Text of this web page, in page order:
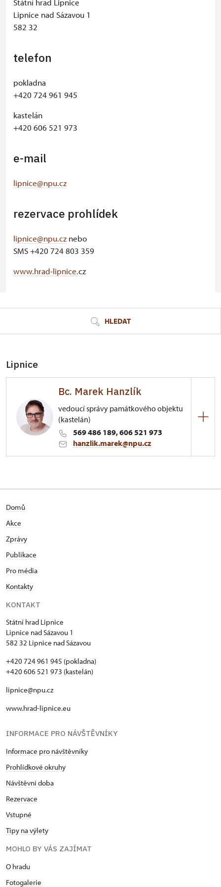
Státní hrad Lipnice
Lipnice nad Sázavou 1
582 32
telefon
pokladna
+420 724 961 945
kastelán
+420 606 521 973
e-mail
lipnice@npu.cz
rezervace prohlídek
lipnice@npu.cz nebo
SMS +420 724 803 359
www.hrad-lipnice.cz
HLEDAT
Lipnice
Bc. Marek Hanzlík
vedoucí správy památkového objektu
(kastelán)
569 486 189, 606 521 973
hanzlik.marek@npu.cz
Domů
Akce
Zprávy
Publikace
Pro média
Kontakty
KONTAKT
Státní hrad Lipnice
Lipnice nad Sázavou 1
582 32 Lipnice nad Sázavou
+420 724 961 945 (pokladna)
+420 606 521 973 (kastelán)
lipnice@npu.cz
www.hrad-lipnice.eu
INFORMACE PRO NÁVŠTĚVNÍKY
Informace pro návštěvníky
Prohlídkové okruhy
Návštěvní doba
Rezervace
Vstupné
Tipy na výlety
MOHLO BY VÁS ZAJÍMAT
O hradu
Fotogalerie